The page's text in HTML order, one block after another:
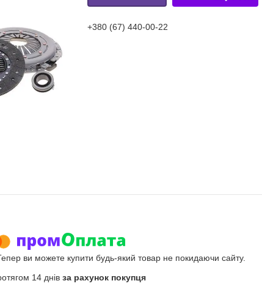
+380 (67) 440-00-22
ви можете купити будь-який товар не покидаючи сайту.
14 днів за рахунок покупця